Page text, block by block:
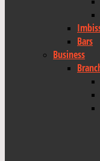
Bars
Business